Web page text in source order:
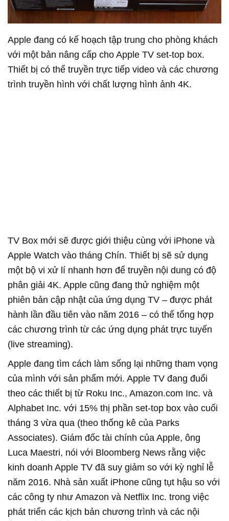
Apple đang có kế hoạch tập trung cho phòng khách
với một bản nâng cấp cho Apple TV set-top box.
Thiết bị có thể truyền trực tiếp video và các chương
trình truyền hình với chất lượng hình ảnh 4K.
TV Box mới sẽ được giới thiệu cùng với iPhone và
Apple Watch vào tháng Chín. Thiết bị sẽ sử dụng
một bộ vi xử lí nhanh hơn để truyền nội dung có độ
phân giải 4K. Apple cũng đang thử nghiệm một
phiên bản cập nhật của ứng dụng TV – được phát
hành lần đầu tiên vào năm 2016 – có thể tổng hợp
các chương trình từ các ứng dụng phát trực tuyến
(live streaming).
Apple đang tìm cách làm sống lại những tham vọng
của mình với sản phẩm mới. Apple TV đang đuổi
theo các thiết bị từ Roku Inc., Amazon.com Inc. và
Alphabet Inc. với 15% thị phần set-top box vào cuối
tháng 3 vừa qua (theo thống kê của Parks
Associates). Giám đốc tài chính của Apple, ông
Luca Maestri, nói với Bloomberg News rằng việc
kinh doanh Apple TV đã suy giảm so với kỳ nghỉ lễ
năm 2016. Nhà sản xuất iPhone cũng tụt hậu so với
các công ty như Amazon và Netflix Inc. trong việc
phát triển các kịch bản chương trình và các nội